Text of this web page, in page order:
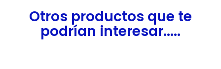
Otros productos que te
podrían interesar.....